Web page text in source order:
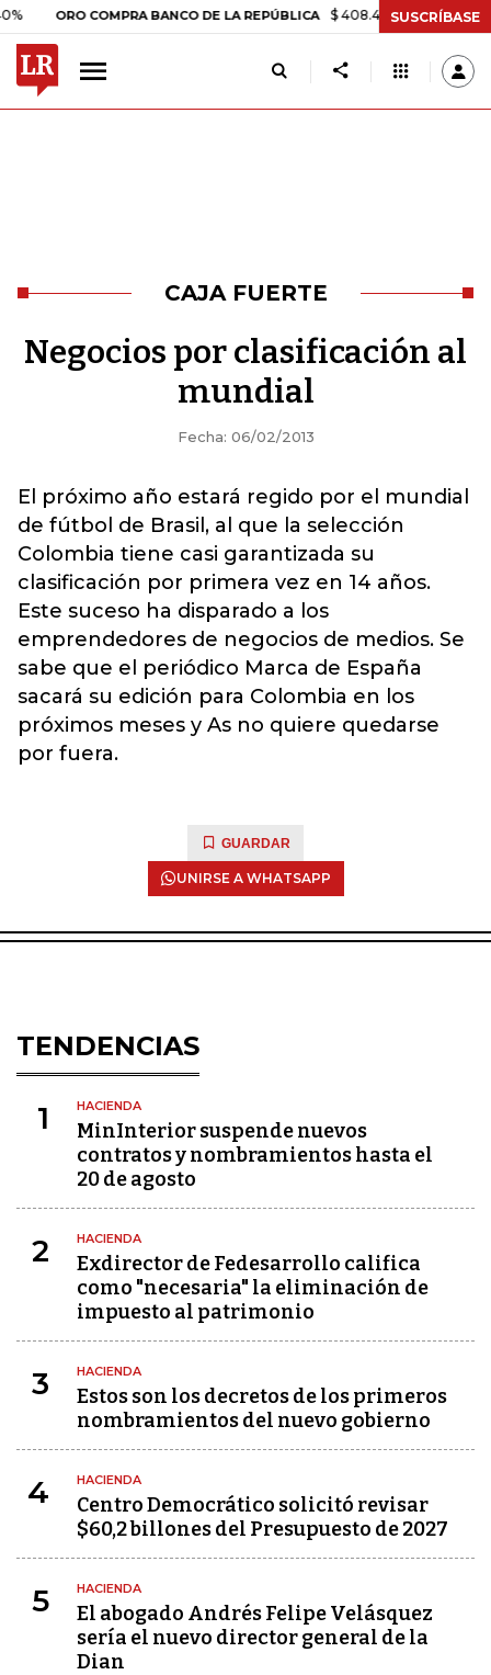
ORO COMPRA BANCO DE LA REPÚBLICA $ 408.498,97 +$ 8.753,81
SUSCRÍBASE
CAJA FUERTE
Negocios por clasificación al
mundial
Fecha: 06/02/2013
El próximo año estará regido por el mundial
de fútbol de Brasil, al que la selección
Colombia tiene casi garantizada su
clasificación por primera vez en 14 años.
Este suceso ha disparado a los
emprendedores de negocios de medios. Se
sabe que el periódico Marca de España
sacará su edición para Colombia en los
próximos meses y As no quiere quedarse
por fuera.
GUARDAR
UNIRSE A WHATSAPP
TENDENCIAS
1 HACIENDA
MinInterior suspende nuevos
contratos y nombramientos hasta el
20 de agosto
2 HACIENDA
Exdirector de Fedesarrollo califica
como "necesaria" la eliminación de
impuesto al patrimonio
3 HACIENDA
Estos son los decretos de los primeros
nombramientos del nuevo gobierno
4 HACIENDA
Centro Democrático solicitó revisar
$60,2 billones del Presupuesto de 2027
5 HACIENDA
El abogado Andrés Felipe Velásquez
sería el nuevo director general de la
Dian